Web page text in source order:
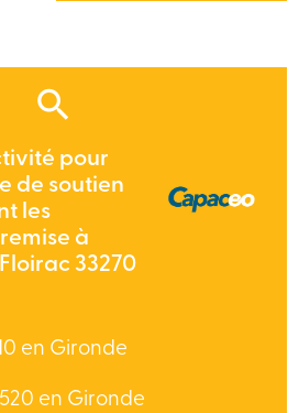
pour
de soutien
les
à
33270
en Gironde
en Gironde